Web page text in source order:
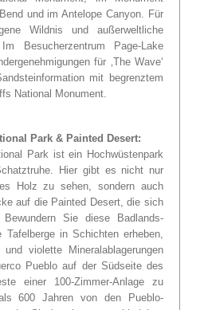
und im Antelope Canyon. Für
Wildnis und außerweltliche
Besucherzentrum Page-Lake
für ‚The Wave‘
mit begrenztem
National Monument.
Park & Painted Desert:
Park ist ein Hochwüstenpark
Hier gibt es nicht nur
Holz zu sehen, sondern auch
auf die Painted Desert, die sich
Sie diese Badlands-
in Schichten erheben,
violette Mineralablagerungen
Pueblo auf der Südseite des
einer 100-Zimmer-Anlage zu
600 Jahren von den Pueblo-